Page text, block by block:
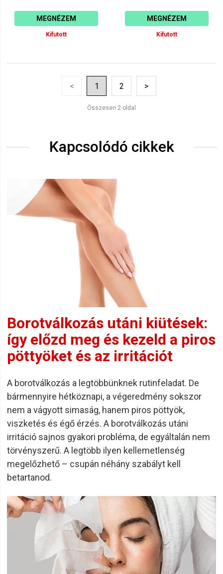
MEGNÉZEM
Kifutott
MEGNÉZEM
Kifutott
< 1 2 >
Összesen 2 oldal
Kapcsolódó cikkek
Borotválkozás utáni kiütések:
így előzd meg és kezeld a piros
pöttyöket és az irritációt
A borotválkozás a legtöbbünknek rutinfeladat. De
bármennyire hétköznapi, a végeredmény sokszor
nem a vágyott simaság, hanem piros pöttyök,
viszketés és égő érzés. A borotválkozás utáni
irritáció sajnos gyakori probléma, de egyáltalán nem
törvényszerű. A legtöbb ilyen kellemetlenség
megelőzhető – csupán néhány szabályt kell
betartanod.